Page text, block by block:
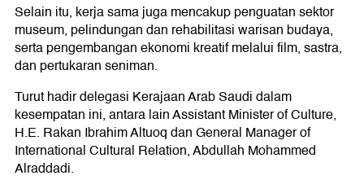
Selain itu, kerja sama juga mencakup penguatan sektor
museum, pelindungan dan rehabilitasi warisan budaya,
serta pengembangan ekonomi kreatif melalui film, sastra,
dan pertukaran seniman.
Turut hadir delegasi Kerajaan Arab Saudi dalam
kesempatan ini, antara lain Assistant Minister of Culture,
H.E. Rakan Ibrahim Altuoq dan General Manager of
International Cultural Relation, Abdullah Mohammed
Alraddadi.